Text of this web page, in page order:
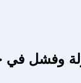
وفشل في